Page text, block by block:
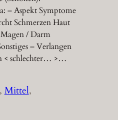
– Aspekt Symptome
Schmerzen Haut
/ Darm
– Verlangen
< schlechter… >…
, Mittel